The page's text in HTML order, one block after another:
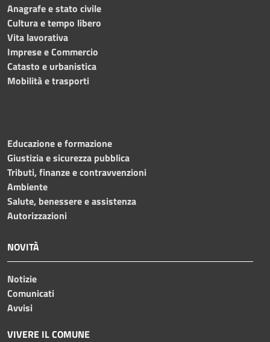
Anagrafe e stato civile
Cultura e tempo libero
Vita lavorativa
Imprese e Commercio
Catasto e urbanistica
Mobilità e trasporti
Educazione e formazione
Giustizia e sicurezza pubblica
Tributi, finanze e contravvenzioni
Ambiente
Salute, benessere e assistenza
Autorizzazioni
NOVITÀ
Notizie
Comunicati
Avvisi
VIVERE IL COMUNE